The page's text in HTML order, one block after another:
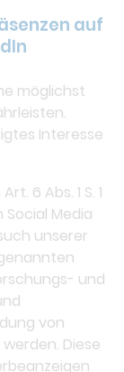
auf
möglichst
Interesse
6 Abs. 1 S. 1
Social Media
unserer
und
von
Diese